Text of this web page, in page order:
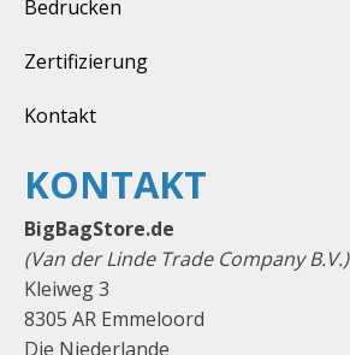
Bedrucken
Zertifizierung
Kontakt
KONTAKT
BigBagStore.de
(Van der Linde Trade Company B.V.)
Kleiweg 3
8305 AR Emmeloord
Die Niederlande